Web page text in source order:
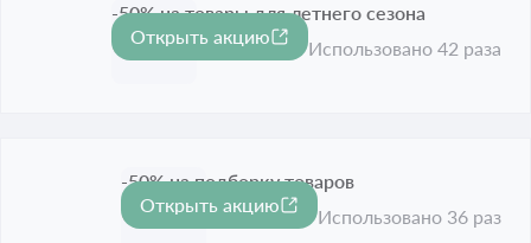
-50%
-50% на товары для летнего сезона
Срок акции истёк
Открыть акцию
Использовано 42 раза
-50%
-50% на подборку товаров
Срок акции истёк
Открыть акцию
Использовано 36 раз